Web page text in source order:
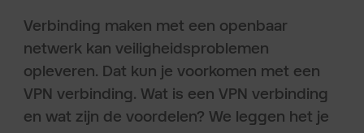
Verbinding maken met een openbaar
netwerk kan veiligheidsproblemen
opleveren. Dat kun je voorkomen met een
VPN verbinding. Wat is een VPN verbinding
en wat zijn de voordelen? We leggen het je